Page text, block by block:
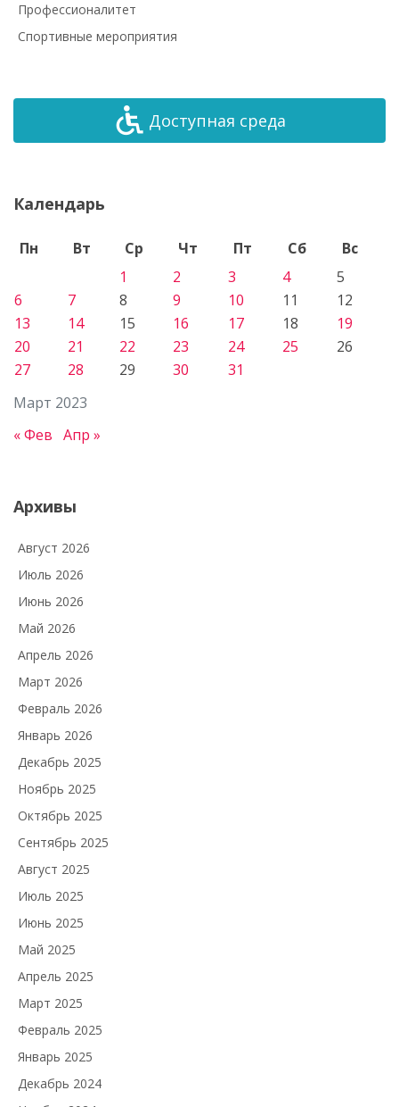
Профессионалитет
Спортивные мероприятия
Доступная среда
Календарь
Март 2023
Пн Вт Ср Чт Пт Сб
Вс
1
2 3 4
5
6
7 8 9 10 11
12
13
14 15 16 17 18
19
20
21 22 23 24 25
26
27
28 29 30 31
« Фев Апр »
Архивы
Август 2026
Июль 2026
Июнь 2026
Май 2026
Апрель 2026
Март 2026
Февраль 2026
Январь 2026
Декабрь 2025
Ноябрь 2025
Октябрь 2025
Сентябрь 2025
Август 2025
Июль 2025
Июнь 2025
Май 2025
Апрель 2025
Март 2025
Февраль 2025
Январь 2025
Декабрь 2024